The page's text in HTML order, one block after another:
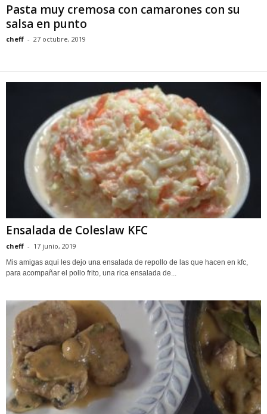
Pasta muy cremosa con camarones con su
salsa en punto
cheff - 27 octubre, 2019
Ensalada de Coleslaw KFC
cheff - 17 junio, 2019
Mis amigas aqui les dejo una ensalada de repollo de las que hacen en kfc,
para acompañar el pollo frito, una rica ensalada de...